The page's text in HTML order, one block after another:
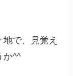
で、見覚え
か^^